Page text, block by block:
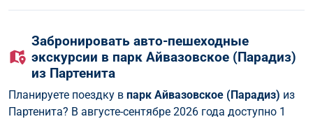
Забронировать авто-пешеходные
экскурсии в парк Айвазовское (Парадиз)
из Партенита
Планируете поездку в парк Айвазовское (Парадиз) из
Партенита? В августе-сентябре 2026 года доступно 1